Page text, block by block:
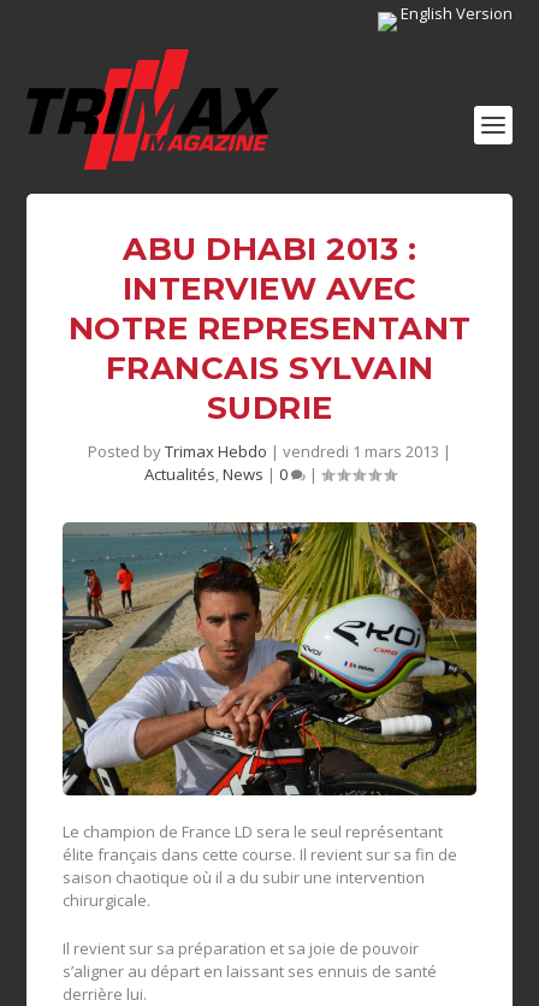
English Version
ABU DHABI 2013 :
INTERVIEW AVEC
NOTRE REPRESENTANT
FRANCAIS SYLVAIN
SUDRIE
Posted byTrimax Hebdo | vendredi 1 mars 2013 |
Actualités,News | 0 |
Le champion de France LD sera le seul représentant
élite français dans cette course. Il revient sur sa fin de
saison chaotique où il a du subir une intervention
chirurgicale.
Il revient sur sa préparation et sa joie de pouvoir
s’aligner au départ en laissant ses ennuis de santé
derrière lui.